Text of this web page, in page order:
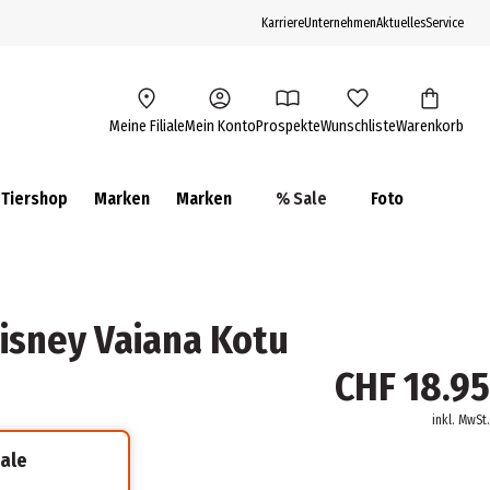
KarriereUnternehmenAktuellesService
Meine FilialeMein KontoProspekteWunschlisteWarenkorb
Tiershop Marken Marken % Sale Foto
Vaiana Kotu
CHF 18.95
inkl. MwSt.